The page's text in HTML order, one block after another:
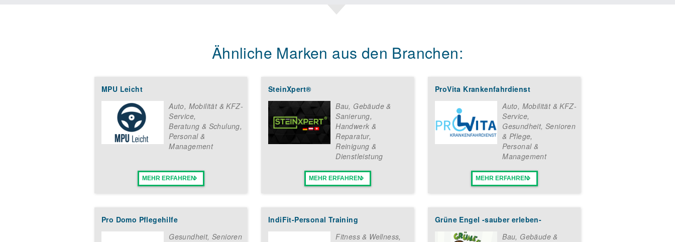
Ähnliche Marken aus den Branchen:
MPU Leicht
Auto, Mobilität & KFZ-
Service,
Beratung & Schulung,
Personal &
Management
MEHR ERFAHREN
SteinXpert®
Bau, Gebäude &
Sanierung,
Handwerk &
Reparatur,
Reinigung &
Dienstleistung
MEHR ERFAHREN
ProVita Krankenfahrdienst
Auto, Mobilität & KFZ-
Service,
Gesundheit, Senioren
& Pflege,
Personal &
Management
MEHR ERFAHREN
Pro Domo Pflegehilfe
Gesundheit, Senioren
IndiFit-Personal Training
Fitness & Wellness,
Grüne Engel -sauber erleben-
Bau, Gebäude &